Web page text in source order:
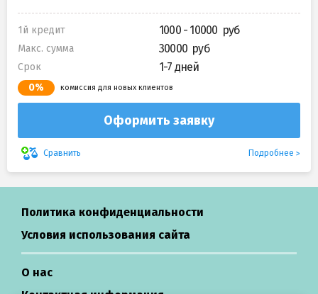
1й кредит 1000 - 10000
Макс. сумма 30000
Срок 1-7 дней
0% комиссия для новых клиентов
Оформить заявку
Сравнить Подробнее
Политика конфиденциальности
Условия использования сайта
О нас